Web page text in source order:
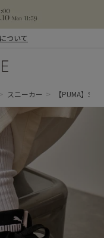
ついて
スニーカー 【PUMA】